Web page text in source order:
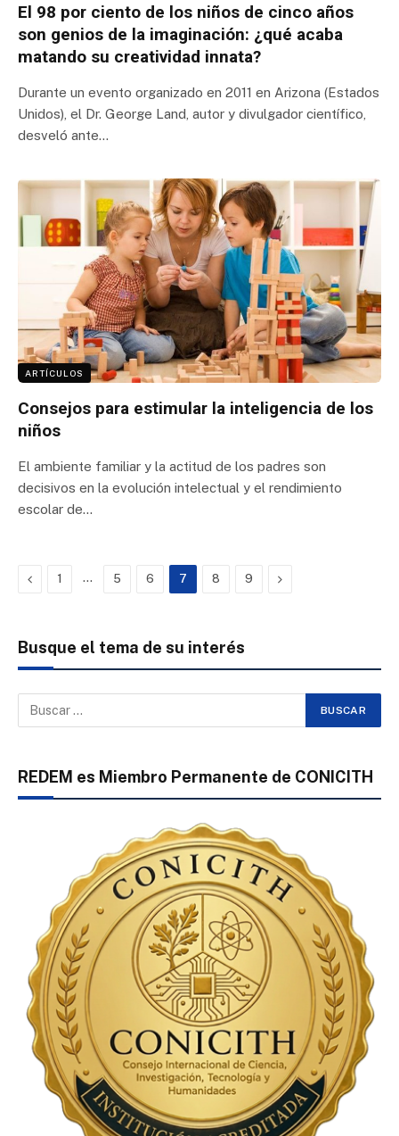
El 98 por ciento de los niños de cinco años
son genios de la imaginación: ¿qué acaba
matando su creatividad innata?
Durante un evento organizado en 2011 en Arizona (Estados
Unidos), el Dr. George Land, autor y divulgador científico,
desveló ante…
ARTÍCULOS
Consejos para estimular la inteligencia de los
niños
El ambiente familiar y la actitud de los padres son
decisivos en la evolución intelectual y el rendimiento
escolar de…
Previous
1 … 5 6 7 8 9 Next
Busque el tema de su interés
REDEM es Miembro Permanente de CONICITH